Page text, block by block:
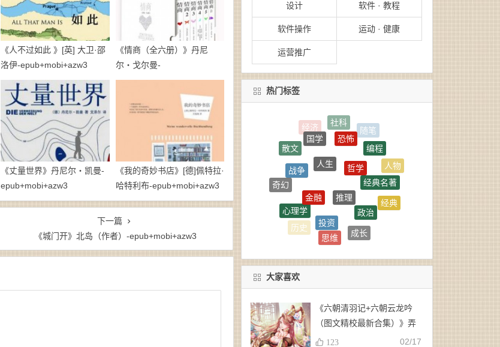
《人不过如此 》[英] 大卫·邵
洛伊-epub+mobi+azw3
《情商（全六册）》丹尼
尔・戈尔曼-
epub+mobi+azw3
《丈量世界》丹尼尔・凯曼-
epub+mobi+azw3
《我的奇妙书店》[德]佩特拉·
哈特利布-epub+mobi+azw3
下一篇
《城门开》北岛（作者）-epub+mobi+azw3
设计 软件 · 教程
软件操作 运动 · 健康
运营推广
热门标签
散文
国学
恐怖
编程
人物
文化
奇幻
战争
人生
哲学
经典名著
经典
旅行
艺术
科幻
历史
心理学
金融 推理
成长
思维
投资
大家喜欢
《六朝清羽记+六朝云龙吟
（图文精校最新合集）》弄
玉、龙璇（作者）-
123 02/17